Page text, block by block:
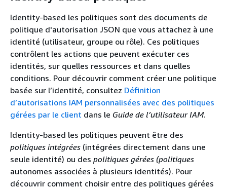
Identity-based les politiques sont des documents de
politique d'autorisation JSON que vous attachez à une
identité (utilisateur, groupe ou rôle). Ces politiques
contrôlent les actions que peuvent exécuter ces
identités, sur quelles ressources et dans quelles
conditions. Pour découvrir comment créer une politique
basée sur l’identité, consultez Définition
d’autorisations IAM personnalisées avec des politiques
gérées par le client dans le Guide de l’utilisateur IAM.
Identity-based les politiques peuvent être des
politiques intégrées (intégrées directement dans une
seule identité) ou des politiques gérées (politiques
autonomes associées à plusieurs identités). Pour
découvrir comment choisir entre des politiques gérées